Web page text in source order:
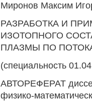
Миронов Максим
РАЗРАБОТКА И
ИЗОТОПНОГО
ПЛАЗМЫ ПО
(специальность
АВТОРЕФЕРАТ
физико-